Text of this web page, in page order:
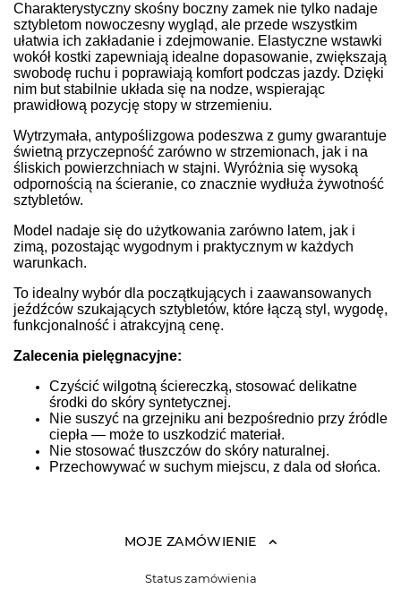
Charakterystyczny skośny boczny zamek nie tylko nadaje
sztybletom nowoczesny wygląd, ale przede wszystkim
ułatwia ich zakładanie i zdejmowanie. Elastyczne wstawki
wokół kostki zapewniają idealne dopasowanie, zwiększają
swobodę ruchu i poprawiają komfort podczas jazdy. Dzięki
nim but stabilnie układa się na nodze, wspierając
prawidłową pozycję stopy w strzemieniu.
Wytrzymała, antypoślizgowa podeszwa z gumy gwarantuje
świetną przyczepność zarówno w strzemionach, jak i na
śliskich powierzchniach w stajni. Wyróżnia się wysoką
odpornością na ścieranie, co znacznie wydłuża żywotność
sztybletów.
Model nadaje się do użytkowania zarówno latem, jak i
zimą, pozostając wygodnym i praktycznym w każdych
warunkach.
To idealny wybór dla początkujących i zaawansowanych
jeźdźców szukających sztybletów, które łączą styl, wygodę,
funkcjonalność i atrakcyjną cenę.
Zalecenia pielęgnacyjne:
Czyścić wilgotną ściereczką, stosować delikatne
środki do skóry syntetycznej.
Nie suszyć na grzejniku ani bezpośrednio przy źródle
ciepła — może to uszkodzić materiał.
Nie stosować tłuszczów do skóry naturalnej.
Przechowywać w suchym miejscu, z dala od słońca.
MOJE ZAMÓWIENIE
Status zamówienia